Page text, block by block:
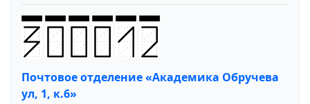
Почтовое отделение «Академика Обручева
ул, 1, к.6»